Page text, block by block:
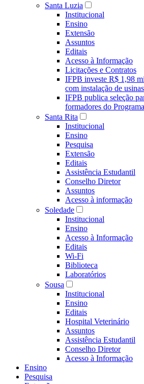
Santa Luzia
Institucional
Ensino
Extensão
Assuntos
Editais
Acesso à Informação
Licitações e Contratos
IFPB investe R$ 1,98
com instalação de
IFPB publica seleção
formadores do
Santa Rita
Institucional
Ensino
Pesquisa
Extensão
Editais
Assistência Estudantil
Conselho Diretor
Assuntos
Acesso à informação
Soledade
Institucional
Ensino
Acesso à Informação
Editais
Wi-Fi
Biblioteca
Laboratórios
Sousa
Institucional
Ensino
Editais
Hospital Veterinário
Assuntos
Assistência Estudantil
Conselho Diretor
Acesso à Informação
Ensino
Pesquisa